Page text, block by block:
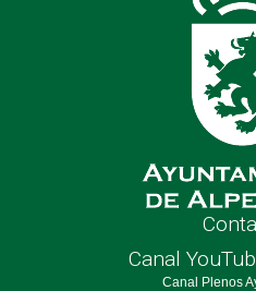
Canal
Canal Plenos